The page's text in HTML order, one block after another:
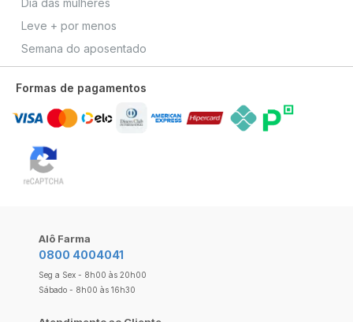
Dia das mulheres
Leve + por menos
Semana do aposentado
Formas de pagamentos
Alô Farma
0800 4004041
Seg a Sex - 8h00 às 20h00
Sábado - 8h00 às 16h30